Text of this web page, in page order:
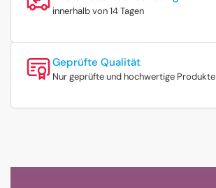
innerhalb von 14 Tagen
Geprüfte Qualität
Nur geprüfte und hochwertige Produkte